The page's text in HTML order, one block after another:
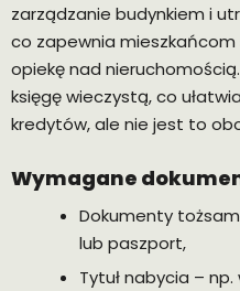
zarządzanie budynkiem i
co zapewnia
opiekę nad
księgę wieczystą, co
kredytów, ale nie jest to
Wymagane
Dokumenty
lub paszport,
Tytuł nabycia –